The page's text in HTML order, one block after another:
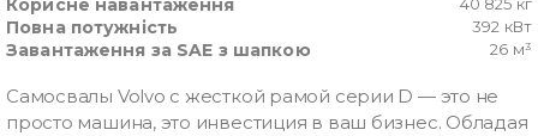
Корисне навантаження 40 825 кг
Повна потужність 392 кВт
Завантаження за SAE з шапкою 26 м³
Самосвалы Volvo с жесткой рамой серии D — это не
просто машина, это инвестиция в ваш бизнес. Обладая